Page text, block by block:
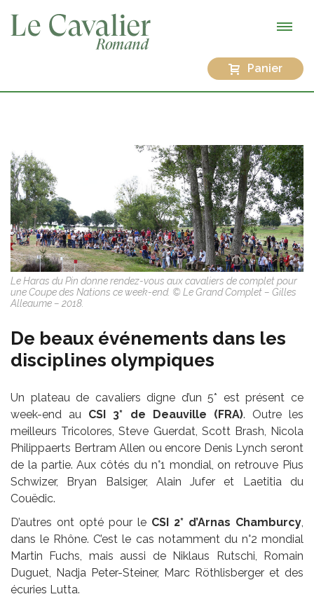
Panier
Le Haras du Pin donne rendez-vous aux cavaliers de complet pour
une Coupe des Nations ce week-end. © Le Grand Complet – Gilles
Alleaume – 2018.
De beaux événements dans les
disciplines olympiques
Un plateau de cavaliers digne d’un 5* est présent ce
week-end au CSI 3* de Deauville (FRA). Outre les
meilleurs Tricolores, Steve Guerdat, Scott Brash, Nicola
Philippaerts Bertram Allen ou encore Denis Lynch seront
de la partie. Aux côtés du n°1 mondial, on retrouve Pius
Schwizer, Bryan Balsiger, Alain Jufer et Laetitia du
Couëdic.
D’autres ont opté pour le CSI 2* d’Arnas Chamburcy,
dans le Rhône. C’est le cas notamment du n°2 mondial
Martin Fuchs, mais aussi de Niklaus Rutschi, Romain
Duguet, Nadja Peter-Steiner, Marc Röthlisberger et des
écuries Lutta.